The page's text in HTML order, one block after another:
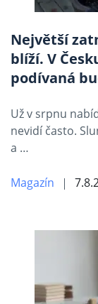
Největší
blíží. V
podívaná
Už v srpnu
nevidí často.
a …
Magazín